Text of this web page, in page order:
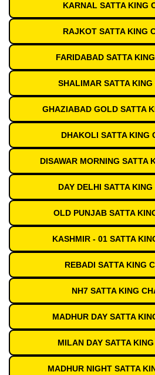
KARNAL SATTA KING
RAJKOT SATTA KING
FARIDABAD SATTA
SHALIMAR SATTA
GHAZIABAD GOLD SATTA
DHAKOLI SATTA KING
DISAWAR MORNING SATTA
DAY DELHI SATTA
OLD PUNJAB SATTA
KASHMIR - 01 SATTA
REBADI SATTA KING
NH7 SATTA KING
MADHUR DAY SATTA
MILAN DAY SATTA
MADHUR NIGHT SATTA